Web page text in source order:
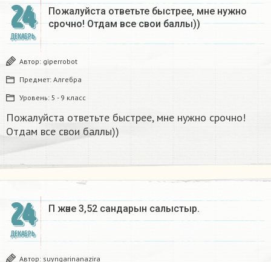
24
ДЕКАБРЬ
Пожалуйста ответьте быстрее, мне нужно
срочно! Отдам все свои баллы))
Автор: giperrobot
Предмет: Алгебра
Уровень: 5 - 9 класс
Пожалуйста ответьте быстрее, мне нужно срочно!
Отдам все свои баллы))
24
ДЕКАБРЬ
Π және 3,52 сандарын салыстыр. ​
Автор: suyngarinanazira